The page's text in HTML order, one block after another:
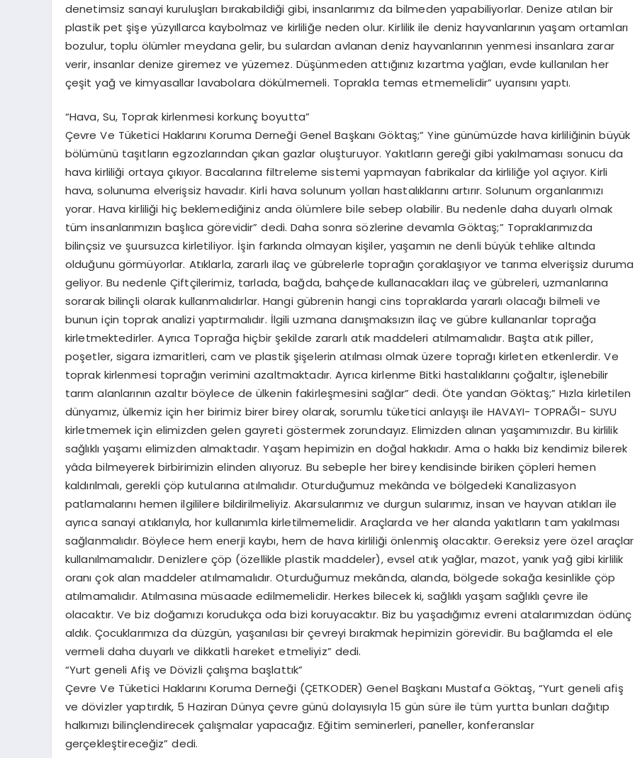
denetimsiz sanayi kuruluşları bırakabildiği gibi, insanlarımız da bilmeden yapabiliyorlar. Denize atılan bir
plastik pet şişe yüzyıllarca kaybolmaz ve kirliliğe neden olur. Kirlilik ile deniz hayvanlarının yaşam ortamları
bozulur, toplu ölümler meydana gelir, bu sulardan avlanan deniz hayvanlarının yenmesi insanlara zarar
verir, insanlar denize giremez ve yüzemez. Düşünmeden attığınız kızartma yağları, evde kullanılan her
çeşit yağ ve kimyasallar lavabolara dökülmemeli. Toprakla temas etmemelidir” uyarısını yaptı.
“Hava, Su, Toprak kirlenmesi korkunç boyutta”
Çevre Ve Tüketici Haklarını Koruma Derneği Genel Başkanı Göktaş;” Yine günümüzde hava kirliliğinin büyük
bölümünü taşıtların egzozlarından çıkan gazlar oluşturuyor. Yakıtların gereği gibi yakılmaması sonucu da
hava kirliliği ortaya çıkıyor. Bacalarına filtreleme sistemi yapmayan fabrikalar da kirliliğe yol açıyor. Kirli
hava, solunuma elverişsiz havadır. Kirli hava solunum yolları hastalıklarını artırır. Solunum organlarımızı
yorar. Hava kirliliği hiç beklemediğiniz anda ölümlere bile sebep olabilir. Bu nedenle daha duyarlı olmak
tüm insanlarımızın başlıca görevidir” dedi. Daha sonra sözlerine devamla Göktaş;” Topraklarımızda
bilinçsiz ve şuursuzca kirletiliyor. İşin farkında olmayan kişiler, yaşamın ne denli büyük tehlike altında
olduğunu görmüyorlar. Atıklarla, zararlı ilaç ve gübrelerle toprağın çoraklaşıyor ve tarıma elverişsiz duruma
geliyor. Bu nedenle Çiftçilerimiz, tarlada, bağda, bahçede kullanacakları ilaç ve gübreleri, uzmanlarına
sorarak bilinçli olarak kullanmalıdırlar. Hangi gübrenin hangi cins topraklarda yararlı olacağı bilmeli ve
bunun için toprak analizi yaptırmalıdır. İlgili uzmana danışmaksızın ilaç ve gübre kullananlar toprağa
kirletmektedirler. Ayrıca Toprağa hiçbir şekilde zararlı atık maddeleri atılmamalıdır. Başta atık piller,
poşetler, sigara izmaritleri, cam ve plastik şişelerin atılması olmak üzere toprağı kirleten etkenlerdir. Ve
toprak kirlenmesi toprağın verimini azaltmaktadır. Ayrıca kirlenme Bitki hastalıklarını çoğaltır, işlenebilir
tarım alanlarının azaltır böylece de ülkenin fakirleşmesini sağlar” dedi. Öte yandan Göktaş;” Hızla kirletilen
dünyamız, ülkemiz için her birimiz birer birey olarak, sorumlu tüketici anlayışı ile HAVAYI- TOPRAĞI- SUYU
kirletmemek için elimizden gelen gayreti göstermek zorundayız. Elimizden alınan yaşamımızdır. Bu kirlilik
sağlıklı yaşamı elimizden almaktadır. Yaşam hepimizin en doğal hakkıdır. Ama o hakkı biz kendimiz bilerek
yâda bilmeyerek birbirimizin elinden alıyoruz. Bu sebeple her birey kendisinde biriken çöpleri hemen
kaldırılmalı, gerekli çöp kutularına atılmalıdır. Oturduğumuz mekânda ve bölgedeki Kanalizasyon
patlamalarını hemen ilgililere bildirilmeliyiz. Akarsularımız ve durgun sularımız, insan ve hayvan atıkları ile
ayrıca sanayi atıklarıyla, hor kullanımla kirletilmemelidir. Araçlarda ve her alanda yakıtların tam yakılması
sağlanmalıdır. Böylece hem enerji kaybı, hem de hava kirliliği önlenmiş olacaktır. Gereksiz yere özel araçlar
kullanılmamalıdır. Denizlere çöp (özellikle plastik maddeler), evsel atık yağlar, mazot, yanık yağ gibi kirlilik
oranı çok alan maddeler atılmamalıdır. Oturduğumuz mekânda, alanda, bölgede sokağa kesinlikle çöp
atılmamalıdır. Atılmasına müsaade edilmemelidir. Herkes bilecek ki, sağlıklı yaşam sağlıklı çevre ile
olacaktır. Ve biz doğamızı korudukça oda bizi koruyacaktır. Biz bu yaşadığımız evreni atalarımızdan ödünç
aldık. Çocuklarımıza da düzgün, yaşanılası bir çevreyi bırakmak hepimizin görevidir. Bu bağlamda el ele
vermeli daha duyarlı ve dikkatli hareket etmeliyiz” dedi.
“Yurt geneli Afiş ve Dövizli çalışma başlattık”
Çevre Ve Tüketici Haklarını Koruma Derneği (ÇETKODER) Genel Başkanı Mustafa Göktaş, “Yurt geneli afiş
ve dövizler yaptırdık, 5 Haziran Dünya çevre günü dolayısıyla 15 gün süre ile tüm yurtta bunları dağıtıp
halkımızı bilinçlendirecek çalışmalar yapacağız. Eğitim seminerleri, paneller, konferanslar
gerçekleştireceğiz” dedi.